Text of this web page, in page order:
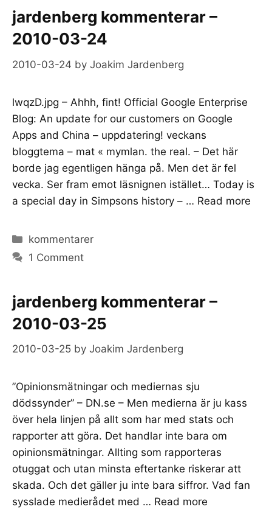
jardenberg kommenterar –
2010-03-24
2010-03-24 by Joakim Jardenberg
lwqzD.jpg – Ahhh, fint! Official Google Enterprise
Blog: An update for our customers on Google
Apps and China – uppdatering! veckans
bloggtema – mat « mymlan. the real. – Det här
borde jag egentligen hänga på. Men det är fel
vecka. Ser fram emot läsnignen istället… Today is
a special day in Simpsons history – … Read more
Categories
kommentarer
1 Comment
jardenberg kommenterar –
2010-03-25
2010-03-25 by Joakim Jardenberg
”Opinionsmätningar och mediernas sju
dödssynder” – DN.se – Men medierna är ju kass
över hela linjen på allt som har med stats och
rapporter att göra. Det handlar inte bara om
opinionsmätningar. Allting som rapporteras
otuggat och utan minsta eftertanke riskerar att
skada. Och det gäller ju inte bara siffror. Vad fan
sysslade medierådet med … Read more